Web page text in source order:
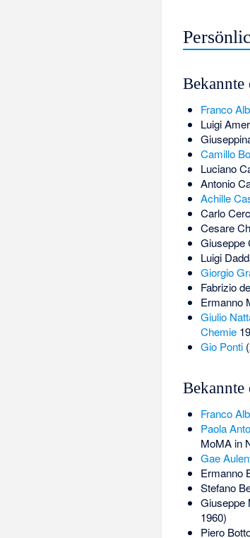
Bekannte
Franco
Luigi
Camillo
Luciano
Antonio
Achille
Carlo
Cesare
Giuseppe
Luigi
Giorgio
Fabrizio
Ermanno
Giulio
Chemie
Gio Ponti
Bekannte
Franco
Paola
MoMA in
Gae
Ermanno
Stefano
Giuseppe
1960)
Piero